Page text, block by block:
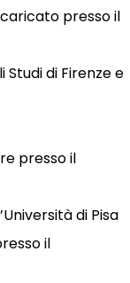
presso il
Studi di Firenze e
presso il
di Pisa
il